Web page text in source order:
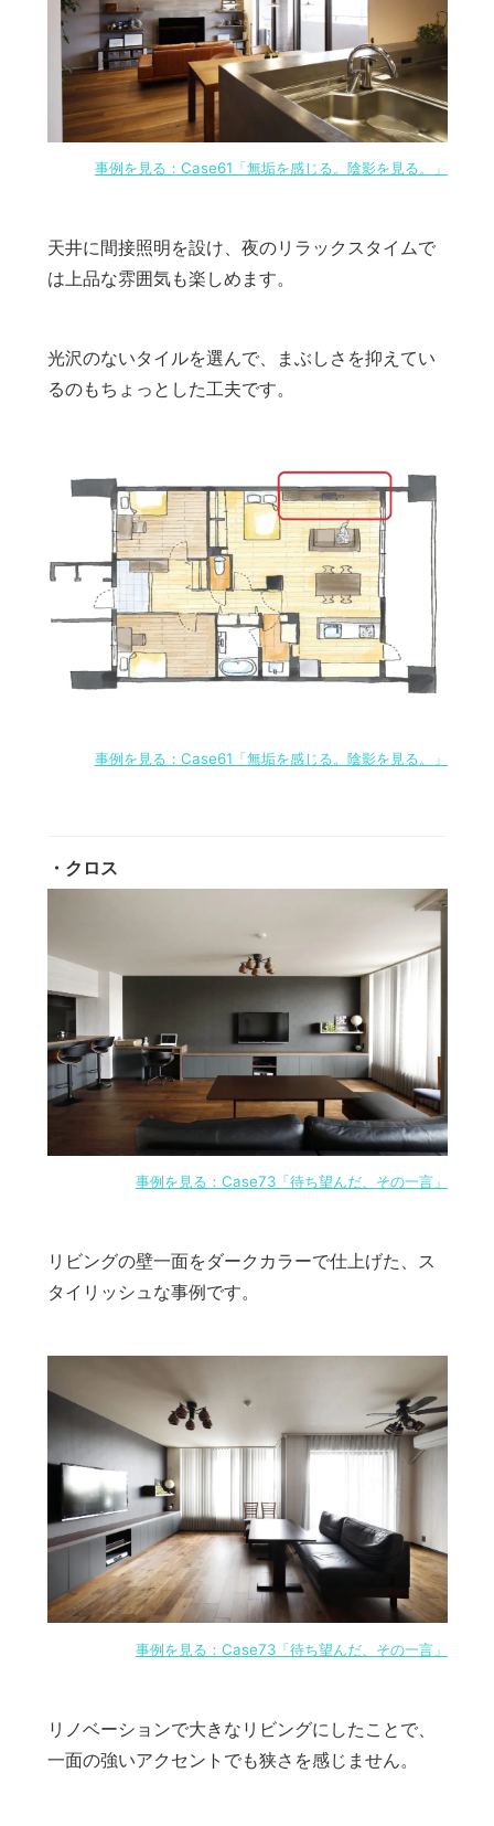
事例を見る：Case61「無垢を感じる。陰影を見る。」
天井に間接照明を設け、夜のリラックスタイムで
は上品な雰囲気も楽しめます。
光沢のないタイルを選んで、まぶしさを抑えてい
るのもちょっとした工夫です。
事例を見る：Case61「無垢を感じる。陰影を見る。」
・クロス
事例を見る：Case73「待ち望んだ、その一言」
リビングの壁一面をダークカラーで仕上げた、ス
タイリッシュな事例です。
事例を見る：Case73「待ち望んだ、その一言」
リノベーションで大きなリビングにしたことで、
一面の強いアクセントでも狭さを感じません。